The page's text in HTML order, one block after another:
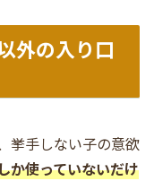
外の入り口
挙手しない子の意欲
か使っていないだけ